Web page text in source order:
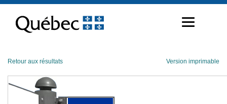
contenu
Retour aux résultats Version imprimable